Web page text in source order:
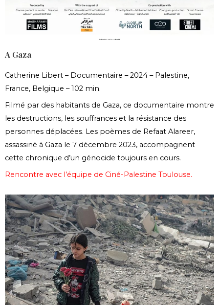
A Gaza
Catherine Libert – Documentaire – 2024 – Palestine,
France, Belgique –102 min.
Filmé par des habitants de Gaza, ce documentaire montre
les destructions, les souffrances et la résistance des
personnes déplacées. Les poèmes de Refaat Alareer,
assassiné à Gaza le 7 décembre 2023, accompagnent
cette chronique d’un génocide toujours en cours.
Rencontre avec l’équipe de Ciné-Palestine Toulouse.